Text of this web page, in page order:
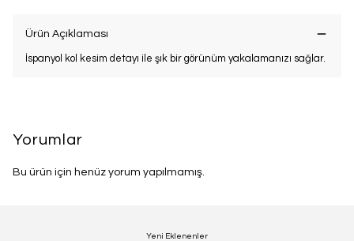
Ürün Açıklaması
İspanyol kol kesim detayı ile şık bir görünüm yakalamanızı sağlar.
Yorumlar
Bu ürün için henüz yorum yapılmamış.
Yeni Eklenenler